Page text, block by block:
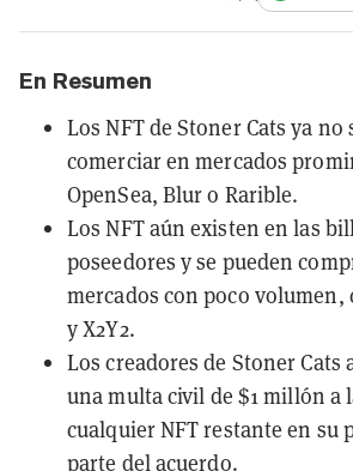
En Resumen
Los NFT de Stoner Cats ya no
comerciar en mercados
OpenSea, Blur o Rarible.
Los NFT aún existen en las
poseedores y se pueden
mercados con poco volumen,
y X2Y2.
Los creadores de Stoner Cats
una multa civil de $1 millón a
cualquier NFT restante en su
parte del acuerdo.